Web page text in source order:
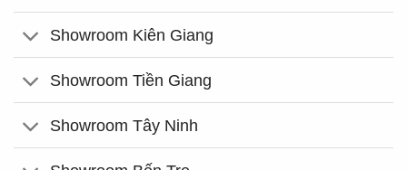
Showroom Kiên Giang
Showroom Tiền Giang
Showroom Tây Ninh